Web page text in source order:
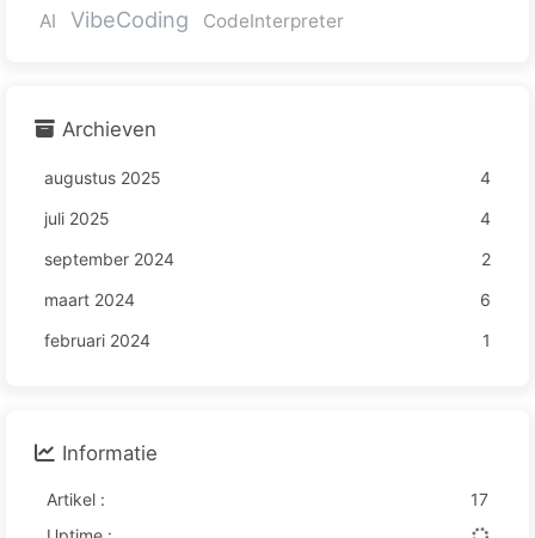
AI
VibeCoding CodeInterpreter
Archieven
augustus 2025
4
juli 2025
4
september 2024
2
maart 2024
6
februari 2024
1
Informatie
Artikel :
17